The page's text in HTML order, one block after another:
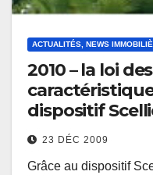
ACTUALITÉS, NEWS
2010 – la loi
dispositif
23 DÉC 2009
Grâce au dispositif